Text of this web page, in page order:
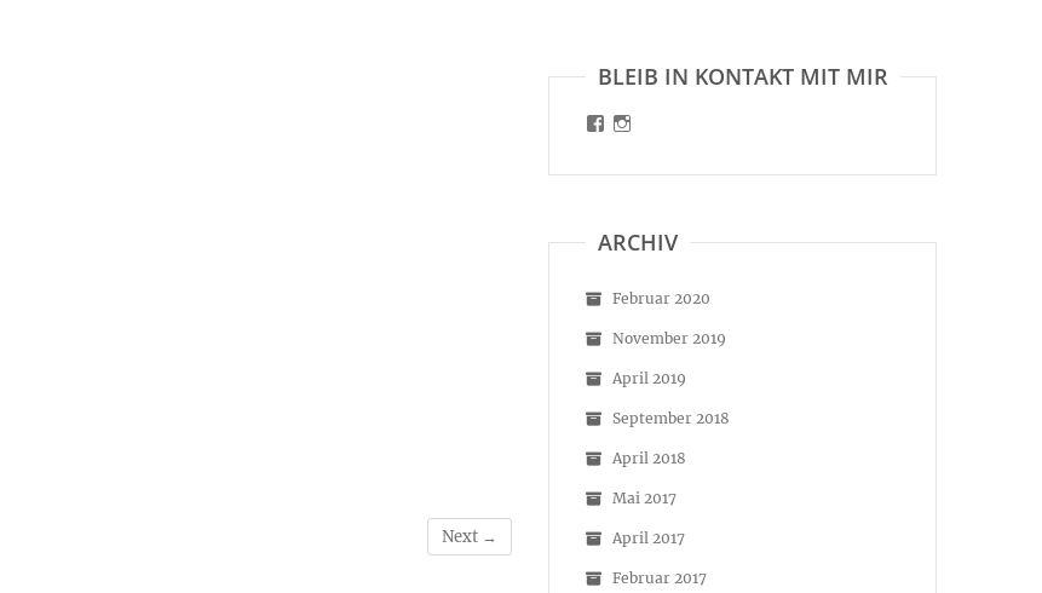
Next →
BLEIB IN KONTAKT MIT MIR
Profil
aufauf
ARCHIV
Februar 2020
November 2019
April 2019
September 2018
April 2018
Mai 2017
April 2017
Februar 2017